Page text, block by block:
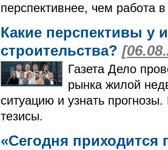
перспективнее, чем работа в
Какие перспективы у
строительства?
Газета Дело
рынка жилой
ситуацию и узнать
тезисы.
«Сегодня приходится